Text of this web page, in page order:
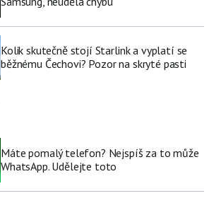
Kolik skutečně stojí Starlink a vyplatí se
běžnému Čechovi? Pozor na skryté pasti
Máte pomalý telefon? Nejspíš za to může
WhatsApp. Udělejte toto